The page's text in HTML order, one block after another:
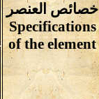
خصائص العنصر
Specifications
of the element